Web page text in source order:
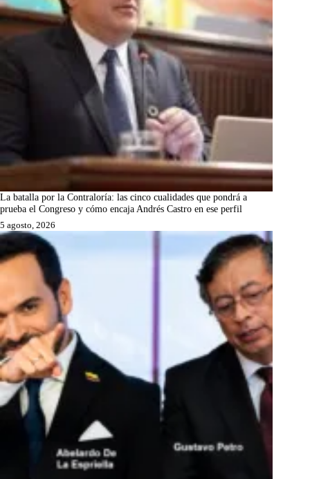
La batalla por la Contraloría: las cinco cualidades que pondrá a
prueba el Congreso y cómo encaja Andrés Castro en ese perfil
5 agosto, 2026